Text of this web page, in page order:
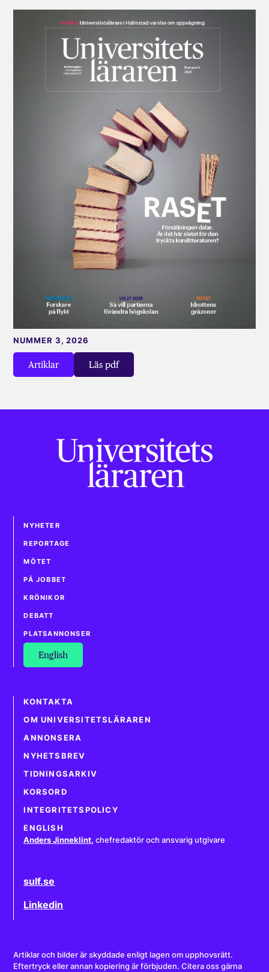
Artiklar Läs pdf
NUMMER 3, 2026
NYHETER
REPORTAGE
MÖTET
PÅ JOBBET
KRÖNIKOR
DEBATT
PLATSANNONSER
English
KONTAKTA
OM UNIVERSITETSLÄRAREN
ANNONSERA
NYHETSBREV
TIDNINGSARKIV
KORSORD
INTEGRITETSPOLICY
ENGLISH
Anders Jinneklint, chefredaktör och ansvarig utgivare
sulf.se
Linkedin
Artiklar och bilder är skyddade enligt lagen om upphovsrätt.
Eftertryck eller annan kopiering är förbjuden. Citera oss gärna